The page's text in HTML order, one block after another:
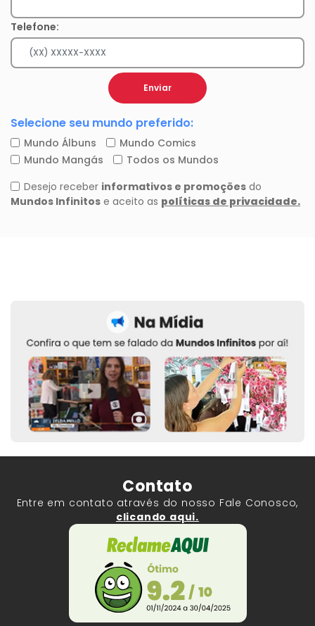
Contato
Entre em contato através do nosso Fale Conosco,
clicando aqui.